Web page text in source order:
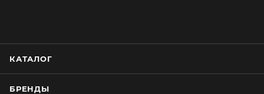
КАТАЛОГ
БРЕНДЫ